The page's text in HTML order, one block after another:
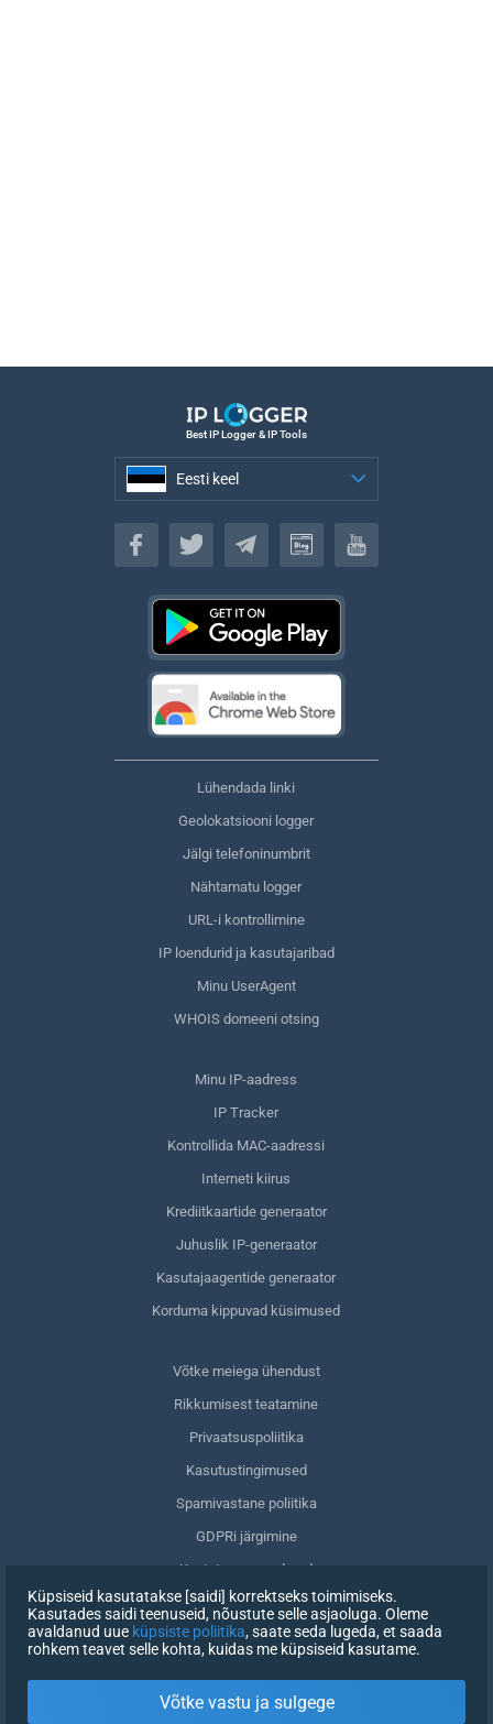
Best IP Logger & IP Tools
Eesti keel
Eesti keel
Lühendada linki
Geolokatsiooni logger
Jälgi telefoninumbrit
Nähtamatu logger
URL-i kontrollimine
IP loendurid ja kasutajaribad
Minu UserAgent
WHOIS domeeni otsing
Minu IP-aadress
IP Tracker
Kontrollida MAC-aadressi
Interneti kiirus
Krediitkaartide generaator
Juhuslik IP-generaator
Kasutajaagentide generaator
Korduma kippuvad küsimused
Võtke meiega ühendust
Rikkumisest teatamine
Privaatsuspoliitika
Kasutustingimused
Spamivastane poliitika
GDPRi järgimine
Kustuta oma andmed
Nõusoleku tagasivõtmine
Küpsiseid kasutatakse [saidi] korrektseks toimimiseks.
Kasutades saidi teenuseid, nõustute selle asjaoluga. Oleme
avaldanud uue küpsiste poliitika, saate seda lugeda, et saada
rohkem teavet selle kohta, kuidas me küpsiseid kasutame.
Võtke vastu ja sulgege